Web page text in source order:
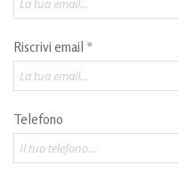
Riscrivi email *
Telefono